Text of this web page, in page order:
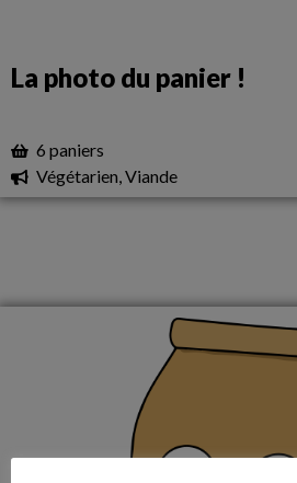
La photo du panier !
6 paniers
Végétarien, Viande